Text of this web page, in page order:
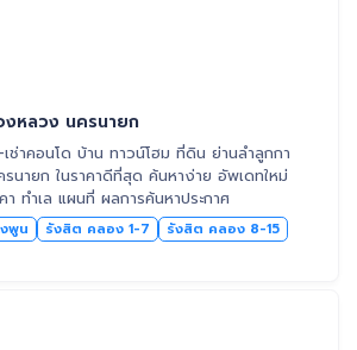
หลวง นครนายก
ช่าคอนโด บ้าน ทาวน์โฮม ที่ดิน ย่านลำลูกกา
ายก ในราคาดีที่สุด ค้นหาง่าย อัพเดทใหม่
ทำเล แผนที่ ผลการค้นหาประกาศ
พูน รังสิต คลอง 1-7
รังสิต คลอง 8-15